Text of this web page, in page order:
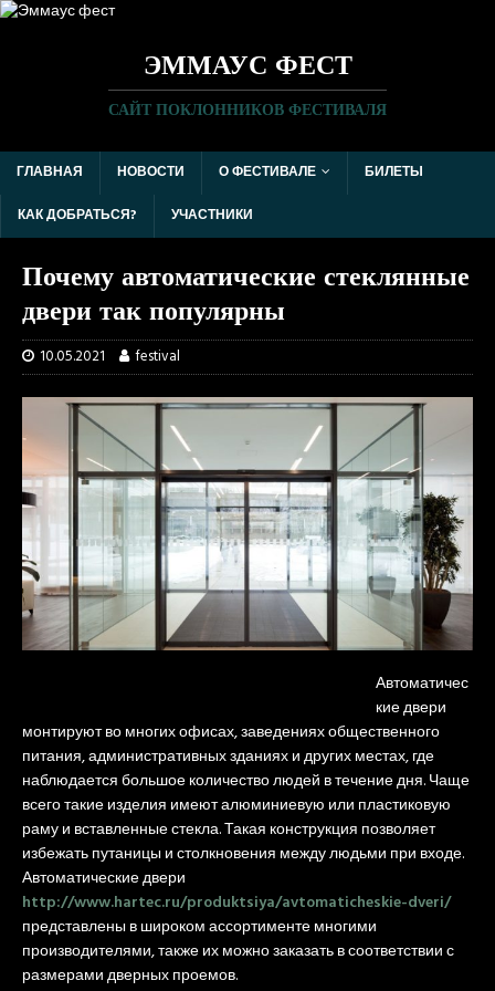
ЭММАУС ФЕСТ
САЙТ ПОКЛОННИКОВ ФЕСТИВАЛЯ
ГЛАВНАЯ НОВОСТИ О ФЕСТИВАЛЕ
БИЛЕТЫ
КАК ДОБРАТЬСЯ?
УЧАСТНИКИ
Почему автоматические стеклянные
двери так популярны
10.05.2021 festival
Автоматичес
кие двери
монтируют во многих офисах, заведениях общественного
питания, административных зданиях и других местах, где
наблюдается большое количество людей в течение дня. Чаще
всего такие изделия имеют алюминиевую или пластиковую
раму и вставленные стекла. Такая конструкция позволяет
избежать путаницы и столкновения между людьми при входе.
Автоматические двери
http://www.hartec.ru/produktsiya/avtomaticheskie-dveri/
представлены в широком ассортименте многими
производителями, также их можно заказать в соответствии с
размерами дверных проемов.